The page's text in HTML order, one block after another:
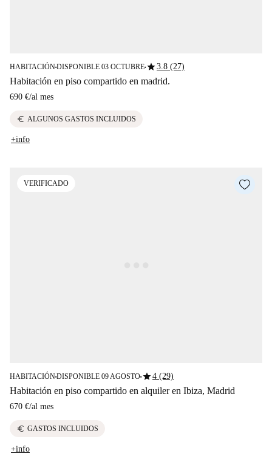
HABITACIÓN■DISPONIBLE 03 OCTUBRE■star3.8 (27)
Habitación en piso compartido en madrid.
690 €/al mes
euro ALGUNOS GASTOS INCLUIDOS
+info
VERIFICADO
HABITACIÓN■DISPONIBLE 09 AGOSTO■star4 (29)
Habitación en piso compartido en alquiler en Ibiza, Madrid
670 €/al mes
euro GASTOS INCLUIDOS
+info